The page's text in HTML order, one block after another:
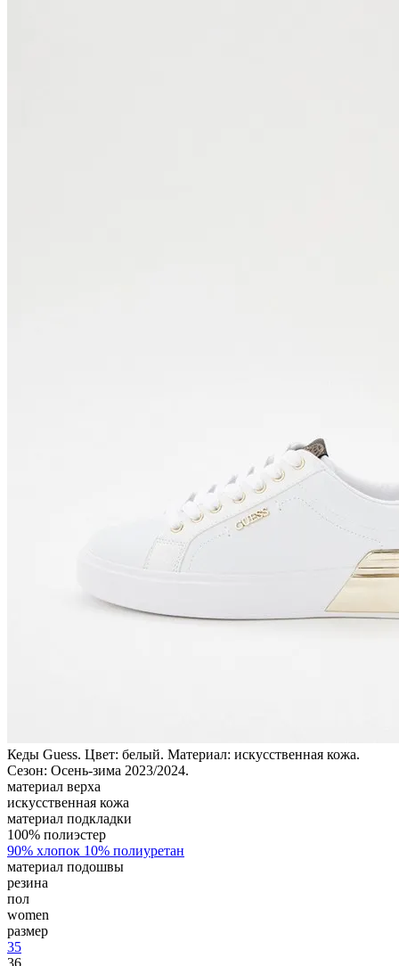
Кеды Guess. Цвет: белый. Материал: искусственная кожа.
Сезон: Осень-зима 2023/2024.
материал верха
искусственная кожа
материал подкладки
100% полиэстер
90% хлопок 10% полиуретан
материал подошвы
резина
пол
women
размер
35
36